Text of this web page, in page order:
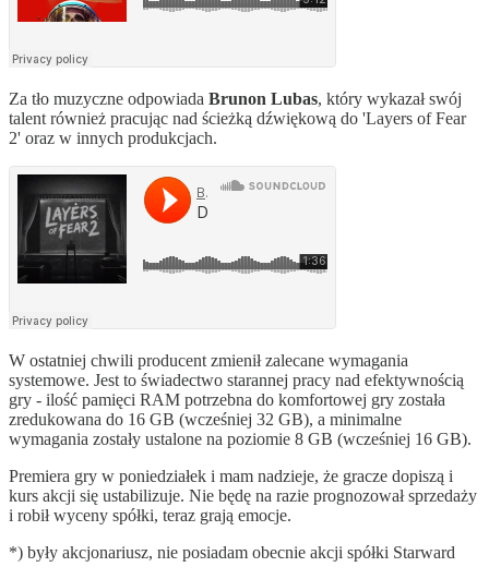
Za tło muzyczne odpowiada Brunon Lubas, który wykazał swój
talent również pracując nad ścieżką dźwiękową do 'Layers of Fear
2' oraz w innych produkcjach.
W ostatniej chwili producent zmienił zalecane wymagania
systemowe. Jest to świadectwo starannej pracy nad efektywnością
gry - ilość pamięci RAM potrzebna do komfortowej gry została
zredukowana do 16 GB (wcześniej 32 GB), a minimalne
wymagania zostały ustalone na poziomie 8 GB (wcześniej 16 GB).
Premiera gry w poniedziałek i mam nadzieje, że gracze dopiszą i
kurs akcji się ustabilizuje. Nie będę na razie prognozował sprzedaży
i robił wyceny spółki, teraz grają emocje.
*) były akcjonariusz, nie posiadam obecnie akcji spółki Starward